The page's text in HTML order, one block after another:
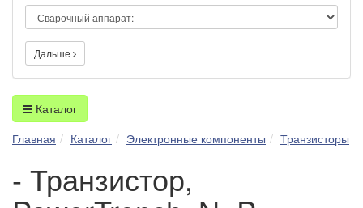
Дальше
Каталог
Главная
Каталог Электронные компоненты Транзисторы
- Транзистор,